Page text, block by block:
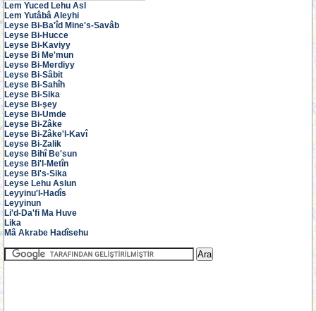
Lem Yuced Lehu Asl
Lem Yutâbâ Aleyhi
Leyse Bi-Ba'îd Mine's-Savâb
Leyse Bi-Hucce
Leyse Bi-Kaviyy
Leyse Bi Me'mun
Leyse Bi-Merdiyy
Leyse Bi-Sâbit
Leyse Bi-Sahîh
Leyse Bi-Sika
Leyse Bi-şey
Leyse Bi-Umde
Leyse Bi-Zâke
Leyse Bi-Zâke'l-Kavî
Leyse Bi-Zalik
Leyse Bihî Be'sun
Leyse Bi'l-Metîn
Leyse Bi's-Sika
Leyse Lehu Aslun
Leyyinu'l-Hadîs
Leyyinun
Li'd-Da'fi Ma Huve
Lika
Mâ Akrabe Hadîsehu